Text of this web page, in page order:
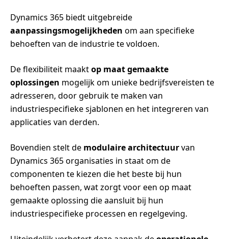
Dynamics 365 biedt uitgebreide
aanpassingsmogelijkheden om aan specifieke
behoeften van de industrie te voldoen.
De flexibiliteit maaktop maat gemaakte
oplossingen mogelijk om unieke bedrijfsvereisten te
adresseren, door gebruik te maken van
industriespecifieke sjablonen en het integreren van
applicaties van derden.
Bovendien stelt de modulaire architectuurvan
Dynamics 365 organisaties in staat om de
componenten te kiezen die het beste bij hun
behoeften passen, wat zorgt voor een op maat
gemaakte oplossing die aansluit bij hun
industriespecifieke processen en regelgeving.